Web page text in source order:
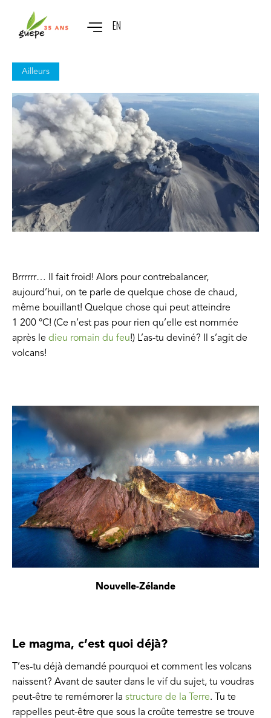
EN
Ailleurs
Brrrrrr… Il fait froid! Alors pour contrebalancer,
aujourd’hui, on te parle de quelque chose de chaud,
même bouillant! Quelque chose qui peut atteindre
1 200 °C! (Ce n’est pas pour rien qu’elle est nommée
après le dieu romain du feu!) L’as-tu deviné? Il s’agit de
volcans!
Nouvelle-Zélande
Le magma, c’est quoi déjà?
T’es-tu déjà demandé pourquoi et comment les volcans
naissent? Avant de sauter dans le vif du sujet, tu voudras
peut-être te remémorer la structure de la Terre. Tu te
rappelles peut-être que sous la croûte terrestre se trouve